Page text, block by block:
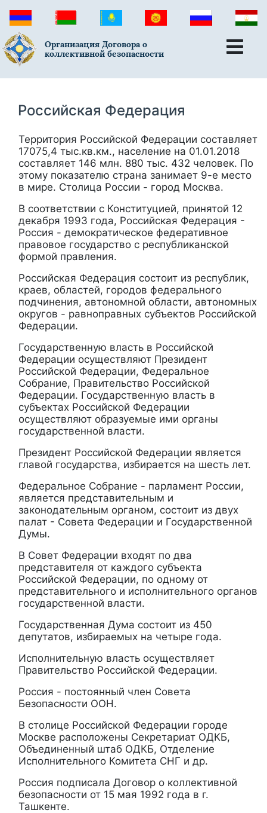
Организация Договора о
коллективной безопасности
Российская Федерация
Территория Российской Федерации составляет
17075,4 тыс.кв.км., население на 01.01.2018
составляет 146 млн. 880 тыс. 432 человек. По
этому показателю страна занимает 9-е место
в мире. Столица России - город Москва.
В соответствии с Конституцией, принятой 12
декабря 1993 года, Российская Федерация -
Россия - демократическое федеративное
правовое государство с республиканской
формой правления.
Российская Федерация состоит из республик,
краев, областей, городов федерального
подчинения, автономной области, автономных
округов - равноправных субъектов Российской
Федерации.
Государственную власть в Российской
Федерации осуществляют Президент
Российской Федерации, Федеральное
Собрание, Правительство Российской
Федерации. Государственную власть в
субъектах Российской Федерации
осуществляют образуемые ими органы
государственной власти.
Президент Российской Федерации является
главой государства, избирается на шесть лет.
Федеральное Собрание - парламент России,
является представительным и
законодательным органом, состоит из двух
палат - Совета Федерации и Государственной
Думы.
В Совет Федерации входят по два
представителя от каждого субъекта
Российской Федерации, по одному от
представительного и исполнительного органов
государственной власти.
Государственная Дума состоит из 450
депутатов, избираемых на четыре года.
Исполнительную власть осуществляет
Правительство Российской Федерации.
Россия - постоянный член Совета
Безопасности ООН.
В столице Российской Федерации городе
Москве расположены Секретариат ОДКБ,
Объединенный штаб ОДКБ, Отделение
Исполнительного Комитета СНГ и др.
Россия подписала Договор о коллективной
безопасности от 15 мая 1992 года в г.
Ташкенте.